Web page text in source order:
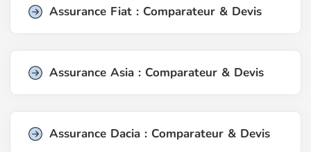
Assurance Fiat : Comparateur & Devis
Assurance Asia : Comparateur & Devis
Assurance Dacia : Comparateur & Devis